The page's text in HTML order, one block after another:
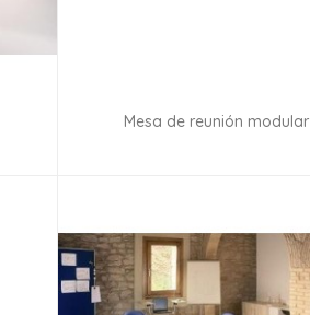
Mesa de reunión modular